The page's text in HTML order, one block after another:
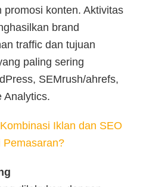
promosi konten. Aktivitas
brand
traffic dan tujuan
paling sering
SEMrush/ahrefs,
Analytics.
Iklan dan SEO
Pemasaran?